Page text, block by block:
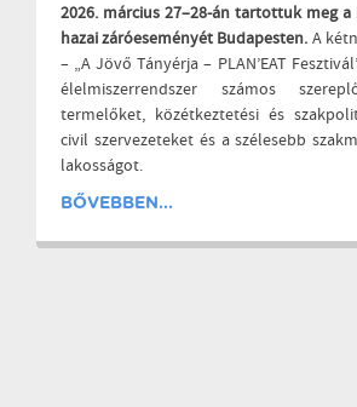
2026. március 27–28-án tartottuk meg a
hazai záróeseményét Budapesten. A
– „A Jövő Tányérja – PLAN’EAT
élelmiszerrendszer számos
termelőket, közétkeztetési és
civil szervezeteket és a szélesebb
lakosságot.
BŐVEBBEN...